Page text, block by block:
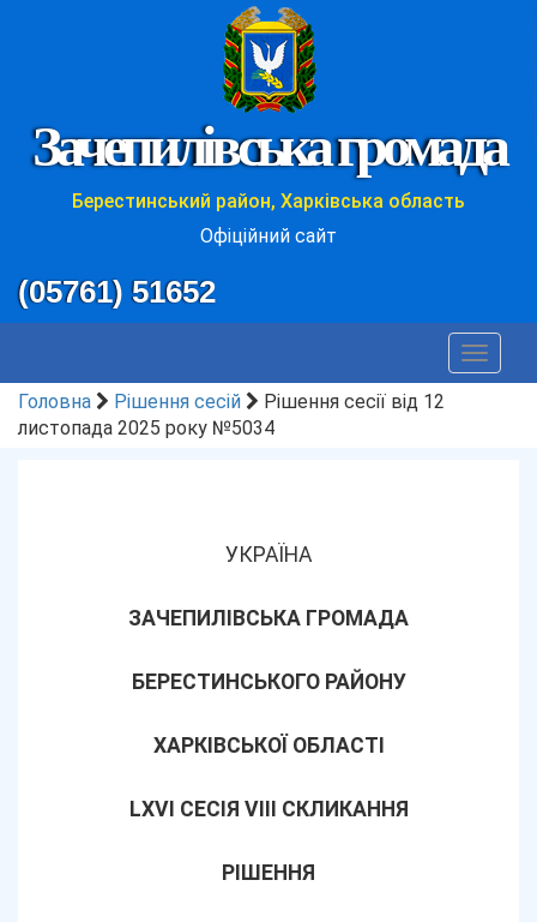
Зачепилівська громада
Берестинський район, Харківська область
Офіційний сайт
(05761) 51652
Toggle
Головна
Рішення сесій
Рішення сесії від 12
листопада 2025 року №5034
УКРАЇНА
ЗАЧЕПИЛІВСЬКА ГРОМАДА
БЕРЕСТИНСЬКОГО РАЙОНУ
ХАРКІВСЬКОЇ ОБЛАСТІ
LХVІ СЕСІЯ VIII СКЛИКАННЯ
РІШЕННЯ